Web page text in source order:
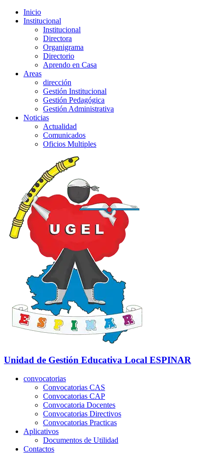
Inicio
Institucional
Institucional
Directora
Organigrama
Directorio
Aprendo en Casa
Areas
dirección
Gestión Institucional
Gestión Pedagógica
Gestión Administrativa
Noticias
Actualidad
Comunicados
Oficios Multiples
Unidad de Gestión Educativa Local ESPINAR
convocatorias
Convocatorias CAS
Convocatorias CAP
Convocatoria Docentes
Convocatorias Directivos
Convocatorias Practicas
Aplicativos
Documentos de Utilidad
Contactos